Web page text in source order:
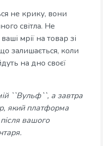
не крику, вони
світла. Не
мрії на товар зі
залишається, коли
на дно своєї
``Вульф``, а завтра
який платформа
вашого